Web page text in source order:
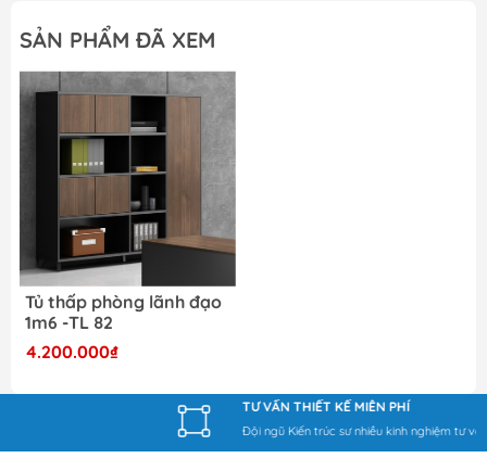
Mua Tủ thấp phòng lãnh
đạo 1m6 -TL 82 chất lượng
cao tại đâu?
Tự hào là đơn vị cung cấp tủ với chất lượng cao,
giá thành hợp lý. Sản phẩm tại nội thất Dương
Đông luôn đáp ứng được nhiều kỳ vọng, cũng như
mong mỏi của người tiêu dùng về sản phẩm. Nhờ
có được iệu quả sử dụng cao, chất lượng được
khẳng định... cùng kinh nghiệm thực tế cung cấp,
vị, gia đình... Mà chúng tôi luôn cam kết và nỗ lực
mang đến cho khách hàng lựa chọn sử dụng tốt
nhất cho sản phẩm,
SẢN PHẨM ĐÃ XEM
Tủ thấp phòng lãnh đạo
1m6 -TL 82
4.200.000₫
TƯ VẤN THIẾT KẾ MIỄN PHÍ
Đội ngũ Kiến trúc sư nhiều kinh nghiệm tư vấn thiết kế tận tâm